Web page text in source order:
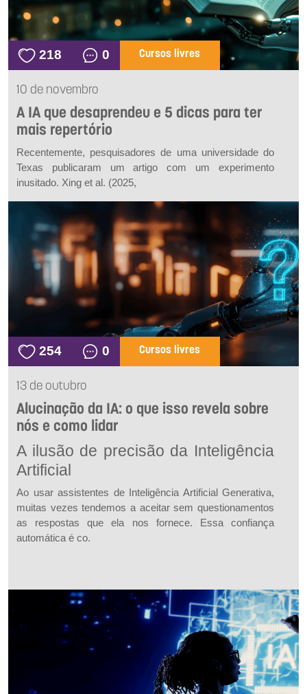
218 0 Cursos livres
10 de novembro
A IA que desaprendeu e 5 dicas para ter
mais repertório
Recentemente, pesquisadores de uma universidade do
Texas publicaram um artigo com um experimento
inusitado. Xing et al. (2025,
254 0 Cursos livres
13 de outubro
Alucinação da IA: o que isso revela sobre
nós e como lidar
A ilusão de precisão da Inteligência
Artificial
Ao usar assistentes de Inteligência Artificial Generativa,
muitas vezes tendemos a aceitar sem questionamentos
as respostas que ela nos fornece. Essa confiança
automática é co.